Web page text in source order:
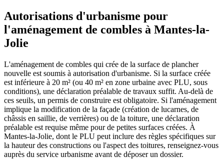
Autorisations d'urbanisme pour
l'aménagement de combles à Mantes-la-
Jolie
L'aménagement de combles qui crée de la surface de plancher
nouvelle est soumis à autorisation d'urbanisme. Si la surface créée
est inférieure à 20 m² (ou 40 m² en zone urbaine avec PLU, sous
conditions), une déclaration préalable de travaux suffit. Au-delà de
ces seuils, un permis de construire est obligatoire. Si l'aménagement
implique la modification de la façade (création de lucarnes, de
châssis en saillie, de verrières) ou de la toiture, une déclaration
préalable est requise même pour de petites surfaces créées. À
Mantes-la-Jolie, dont le PLU peut inclure des règles spécifiques sur
la hauteur des constructions ou l'aspect des toitures, renseignez-vous
auprès du service urbanisme avant de déposer un dossier.